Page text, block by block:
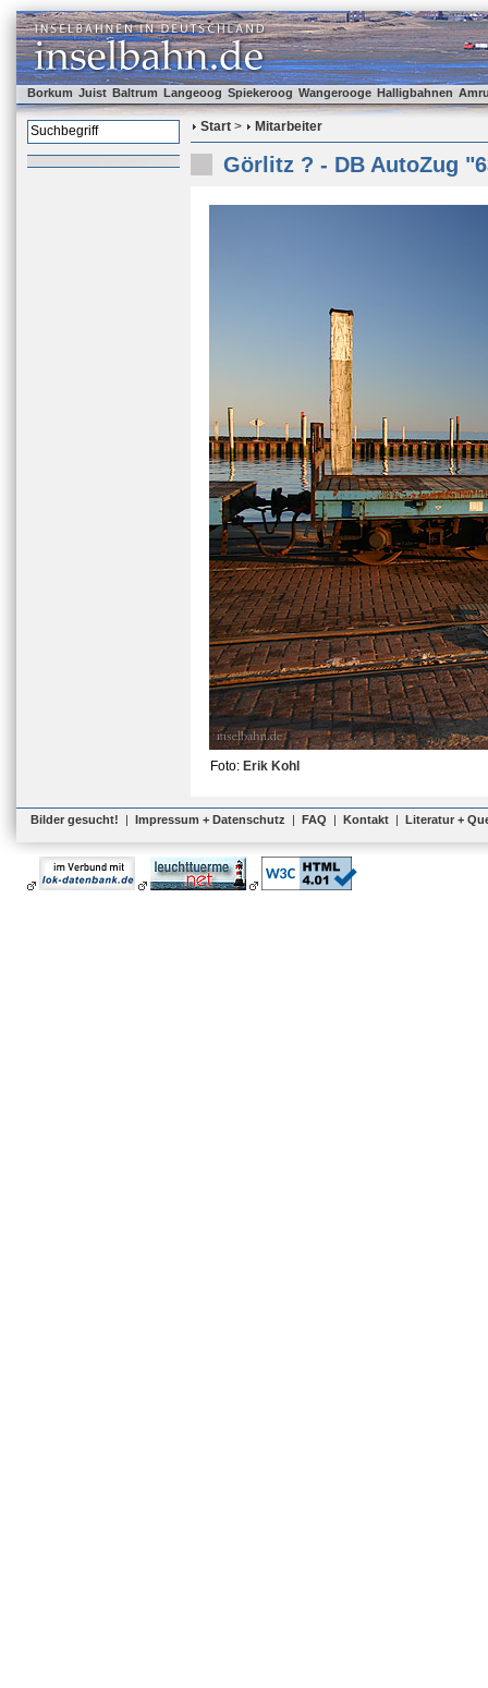
Borkum Juist Baltrum Langeoog Spiekeroog Wangerooge Halligbahnen
Start > Mitarbeiter
Görlitz ? - DB AutoZug
Foto: Erik Kohl
Bilder gesucht! | Impressum + Datenschutz | FAQ | Kontakt | Literatur +